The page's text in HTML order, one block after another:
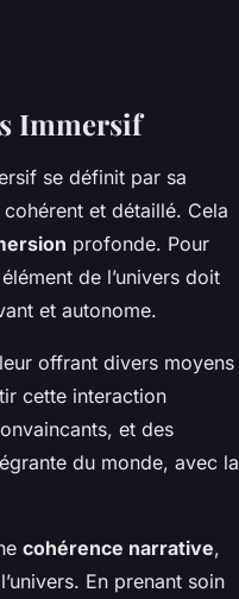
Immersif
se définit par sa
et détaillé. Cela
profonde. Pour
de l’univers doit
et autonome.
offrant divers moyens
cette interaction
et des
du monde, avec la
cohérence narrative,
En prenant soin